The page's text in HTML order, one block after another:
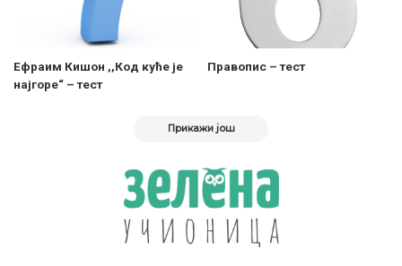
Ефраим Кишон ,,Код куће је
најгоре“ – тест
Правопис – тест
Прикажи још